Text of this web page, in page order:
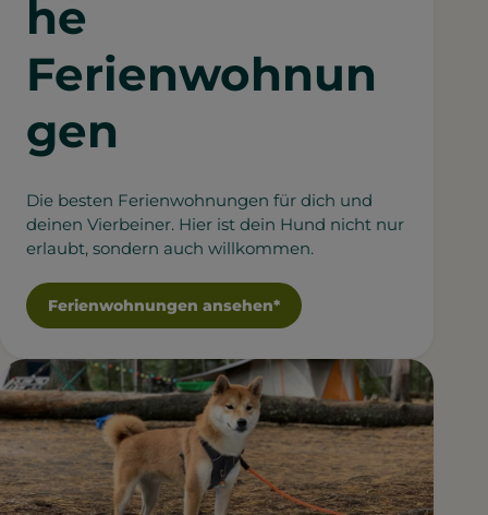
he
Ferienwohnun
gen
Die besten Ferienwohnungen für dich und
deinen Vierbeiner. Hier ist dein Hund nicht nur
erlaubt, sondern auch willkommen.
Ferienwohnungen ansehen*